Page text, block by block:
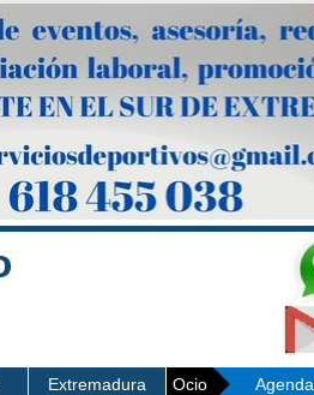
Extremadura Ocio Agenda